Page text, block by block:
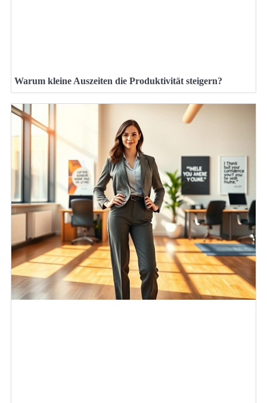
Warum kleine Auszeiten die Produktivität steigern?